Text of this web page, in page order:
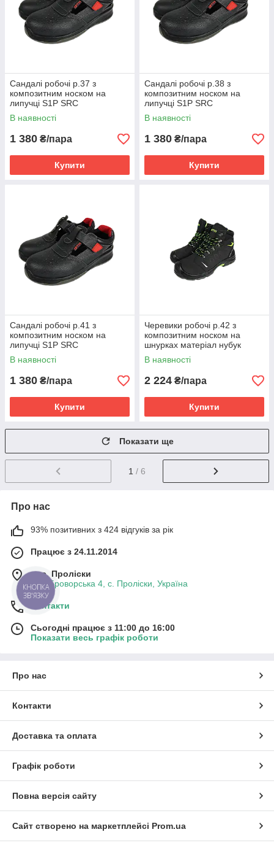
Сандалі робочі р.37 з
композитним носком на
липучці S1P SRC
В наявності
1 380 ₴/пара
Купити
Сандалі робочі р.38 з
композитним носком на
липучці S1P SRC
В наявності
1 380 ₴/пара
Купити
Сандалі робочі р.41 з
композитним носком на
липучці S1P SRC
В наявності
1 380 ₴/пара
Купити
Черевики робочі р.42 з
композитним носком на
шнурках матеріал нубук
Active
В наявності
2 224 ₴/пара
Купити
Показати ще
1 / 6
Про нас
93% позитивних з 424 відгуків за рік
Працює з 24.11.2014
м. с. Проліски
вул. Броворська 4, с. Проліски, Україна
Контакти
Сьогодні працює з 11:00 до 16:00
Показати весь графік роботи
Про нас
Контакти
Доставка та оплата
Графік роботи
Повна версія сайту
Сайт створено на маркетплейсі Prom.ua
КНОПКА
ЗВ'ЯЗКУ